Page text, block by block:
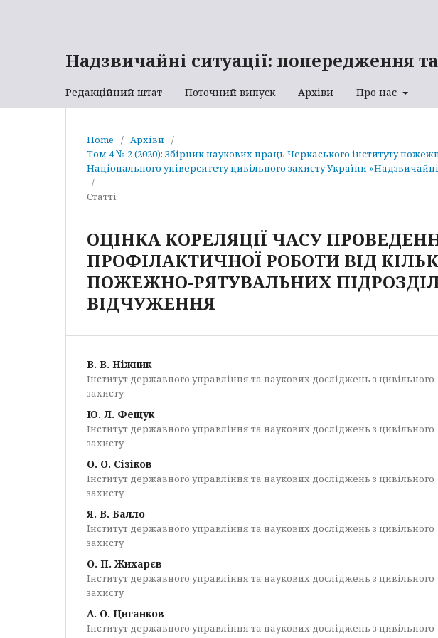
Надзвичайні ситуації: попередження та
Редакційний штат Поточний випуск Архіви Про нас
Home / Архіви
/
Том 4 № 2 (2020): Збірник наукових праць Черкаського інституту
Національного університету цивільного захисту України
/
Статті
ОЦІНКА КОРЕЛЯЦІЇ ЧАСУ
ПРОФІЛАКТИЧНОЇ РОБОТИ ВІД
ПОЖЕЖНО-РЯТУВАЛЬНИХ
ВІДЧУЖЕННЯ
В. В. Ніжник
Інститут державного управління та наукових досліджень з цивільного
захисту
Ю. Л. Фещук
Інститут державного управління та наукових досліджень з цивільного
захисту
О. О. Сізіков
Інститут державного управління та наукових досліджень з цивільного
захисту
Я. В. Балло
Інститут державного управління та наукових досліджень з цивільного
захисту
О. П. Жихарєв
Інститут державного управління та наукових досліджень з цивільного
захисту
А. О. Циганков
Інститут державного управління та наукових досліджень з цивільного